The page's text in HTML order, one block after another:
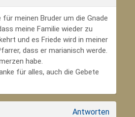
meinen Bruder um die Gnade
meine Familie wieder zu
und es Friede wird in meiner
dass er marianisch werde.
habe.
für alles, auch die Gebete
Antworten